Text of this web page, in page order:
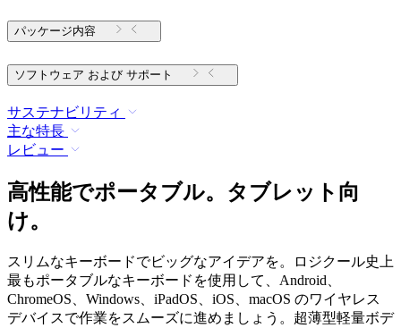
パッケージ内容
ソフトウェア および サポート
サステナビリティ
主な特長
レビュー
高性能でポータブル。タブレット向
け。
スリムなキーボードでビッグなアイデアを。ロジクール史上
最もポータブルなキーボードを使用して、Android、
ChromeOS、Windows、iPadOS、iOS、macOS のワイヤレス
デバイスで作業をスムーズに進めましょう。超薄型軽量ボデ